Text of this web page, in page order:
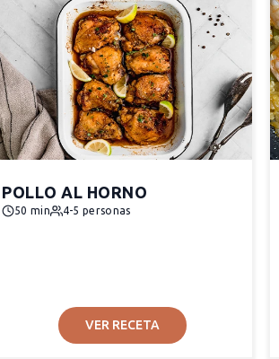
POLLO AL HORNO
50 min 4-5 personas
VER RECETA